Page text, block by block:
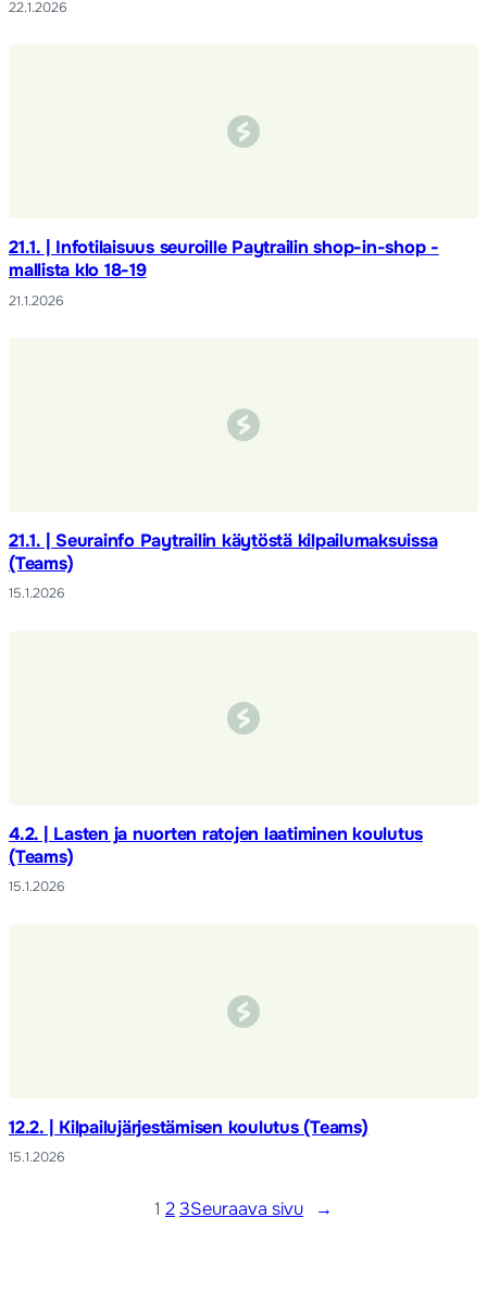
22.1.2026
21.1. | Infotilaisuus seuroille Paytrailin shop-in-shop -
mallista klo 18-19
21.1.2026
21.1. | Seurainfo Paytrailin käytöstä kilpailumaksuissa
(Teams)
15.1.2026
4.2. | Lasten ja nuorten ratojen laatiminen koulutus
(Teams)
15.1.2026
12.2. | Kilpailujärjestämisen koulutus (Teams)
15.1.2026
1 23Seuraava sivu →